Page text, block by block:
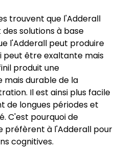
trouvent que l'Adderall
solutions à base
l'Adderall peut produire
peut être exaltante mais
produit une
mais durable de la
Il est ainsi plus facile
de longues périodes et
C'est pourquoi de
préfèrent à l'Adderall pour
cognitives.